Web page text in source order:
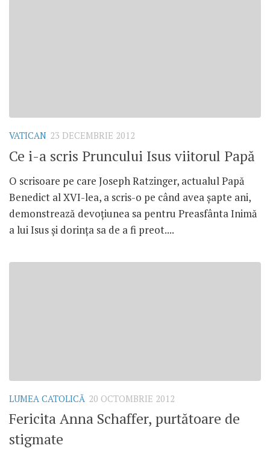
VATICAN 23 DECEMBRIE 2012
Ce i-a scris Pruncului Isus viitorul Papă
O scrisoare pe care Joseph Ratzinger, actualul Papă
Benedict al XVI-lea, a scris-o pe când avea şapte ani,
demonstrează devoţiunea sa pentru Preasfânta Inimă
a lui Isus şi dorinţa sa de a fi preot....
LUMEA CATOLICĂ 20 OCTOMBRIE 2012
Fericita Anna Schaffer, purtătoare de
stigmate